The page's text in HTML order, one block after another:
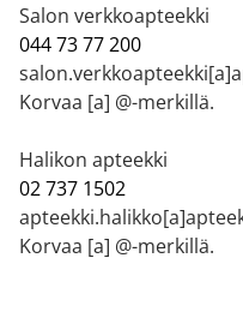
Salon verkkoapteekki
044 73 77 200
Korvaa [a] @-merkillä.
Halikon apteekki
02 737 1502
Korvaa [a] @-merkillä.